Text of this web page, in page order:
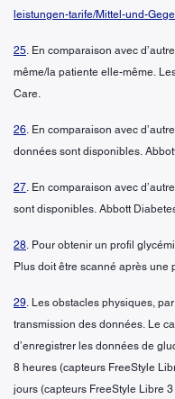
leistungen-tarife/Mittel-und-
25. En comparaison avec
même/la patiente elle-même.
Care.
26. En comparaison avec
données sont disponibles.
27. En comparaison avec
sont disponibles. Abbott
28. Pour obtenir un profil
Plus doit être scanné après une
29. Les obstacles physiques,
transmission des données. Le
d’enregistrer les données de
8 heures (capteurs FreeStyle
jours (capteurs FreeStyle Libre